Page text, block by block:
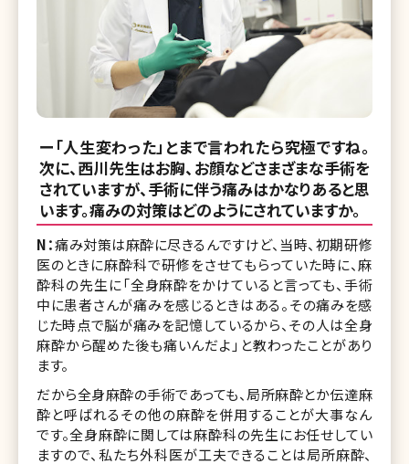
ー「人生変わった」とまで言われたら究極ですね。
次に、西川先生はお胸、お顔などさまざまな手術を
されていますが、手術に伴う痛みはかなりあると思
います。痛みの対策はどのようにされていますか。
N：痛み対策は麻酔に尽きるんですけど、当時、初期研修
医のときに麻酔科で研修をさせてもらっていた時に、麻
酔科の先生に「全身麻酔をかけていると言っても、手術
中に患者さんが痛みを感じるときはある。その痛みを感
じた時点で脳が痛みを記憶しているから、その人は全身
麻酔から醒めた後も痛いんだよ」と教わったことがあり
ます。
だから全身麻酔の手術であっても、局所麻酔とか伝達麻
酔と呼ばれるその他の麻酔を併用することが大事なん
です。全身麻酔に関しては麻酔科の先生にお任せしてい
ますので、私たち外科医が工夫できることは局所麻酔、